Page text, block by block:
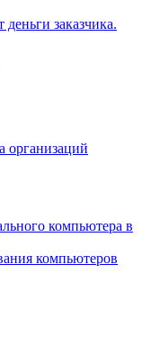
заказчика.
организаций
компьютера в
компьютеров